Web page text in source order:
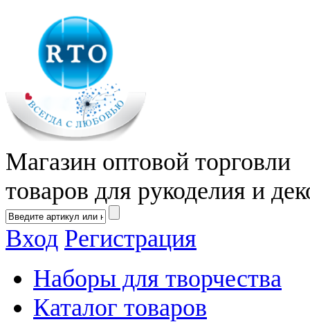
Магазин оптовой торговли
товаров для рукоделия и
Вход Регистрация
Наборы для творчества
Каталог товаров